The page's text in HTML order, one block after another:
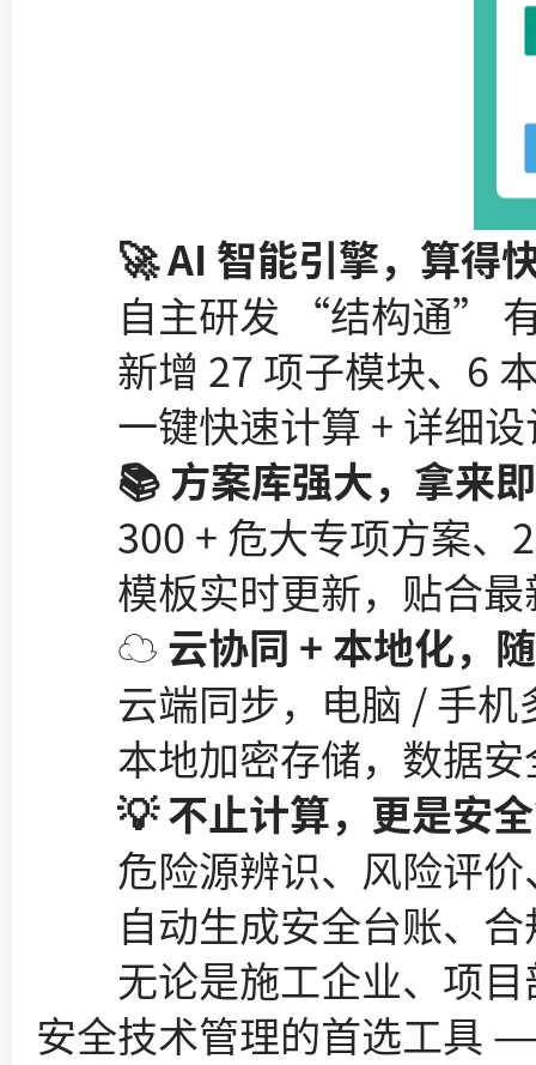
🚀 AI 智能引擎，算得
自主研发 “结构通” 有
新增 27 项子模块、6 本
一键快速计算 + 详细设
📚 方案库强大，拿来
300 + 危大专项方案、
模板实时更新，贴合最
☁️ 云协同 + 本地化，随
云端同步，电脑 / 手机
本地加密存储，数据安
💡 不止计算，更是安全
危险源辨识、风险评价
自动生成安全台账、合
无论是施工企业、项目
安全技术管理的首选工具